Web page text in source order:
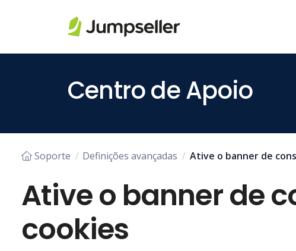
Pular para o conteúdo principal
Centro de Apoio
Soporte Definições avançadas Ative o banner de
Ative o banner de
cookies